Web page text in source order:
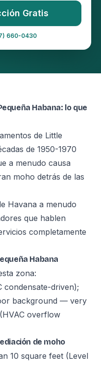
Gratis
660-0430
Habana: lo que
de Little
de 1950-1970
a menudo causa
moho detrás de las
Havana a menudo
que hablen
completamente
Habana
zona:
condensate-driven);
background — very
overflow
de moho
10 square feet (Level